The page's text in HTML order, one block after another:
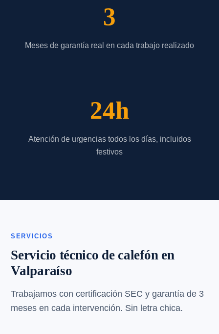
3
Meses de garantía real en cada trabajo realizado
24h
Atención de urgencias todos los días, incluidos
festivos
SERVICIOS
Servicio técnico de calefón en
Valparaíso
Trabajamos con certificación SEC y garantía de 3
meses en cada intervención. Sin letra chica.